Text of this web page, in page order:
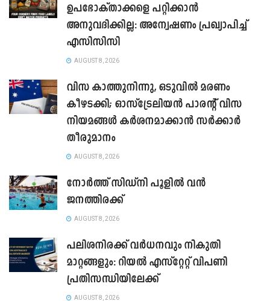
ഉപഭോക്താക്കളെ പറ്റിക്കാൻ
അനുവദിക്കില്ല: അന്വേഷണം പ്രഖ്യാപിച്ച്
എസിസിസി
AUGUST 8, 2026
വിസ കാത്തുനിന്നു, ഒടുവിൽ മരണം
കീഴടക്കി; ഓസ്‌ട്രേലിയൻ പാരന്റ് വിസ
നിയമങ്ങൾ കർശനമാക്കാൻ സർക്കാർ
തീരുമാനം
AUGUST 8, 2026
നോർത്ത് സിഡ്നി പൂളിൽ വൻ
ജനത്തിരക്ക്
AUGUST 8, 2026
പലിശനിരക്ക് വർധനവും നികുതി
മാറ്റങ്ങളും: റിയൽ എസ്റ്റേറ്റ് വിപണി
പ്രതിസന്ധിയിലേക്ക്
AUGUST 8, 2026